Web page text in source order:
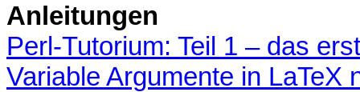
Anleitungen
Perl-Tutorium: Teil 1 – das
Variable Argumente in LaTeX